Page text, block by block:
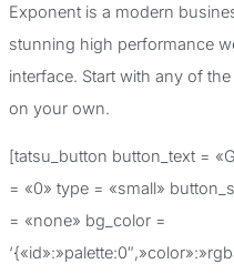
r
:
Exponent is a modern
stunning high performance
interface. Start with any of
on your own.
[tatsu_button button_text =
= «0» type = «small»
= «none» bg_color =